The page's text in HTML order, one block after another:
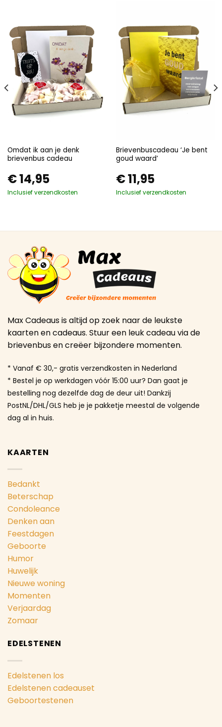
Omdat ik aan je denk
brievenbus cadeau
€14,95
Inclusief verzendkosten
Brievenbuscadeau ‘Je bent
goud waard’
€11,95
Inclusief verzendkosten
Max Cadeaus is altijd op zoek naar de leukste
kaarten en cadeaus. Stuur een leuk cadeau via de
brievenbus en creëer bijzondere momenten.
* Vanaf € 30,- gratis verzendkosten in Nederland
* Bestel je op werkdagen vóór 15:00 uur? Dan gaat je
bestelling nog dezelfde dag de deur uit! Dankzij
PostNL/DHL/GLS heb je je pakketje meestal de volgende
dag al in huis.
KAARTEN
Bedankt
Beterschap
Condoleance
Denken aan
Feestdagen
Geboorte
Humor
Huwelijk
Nieuwe woning
Momenten
Verjaardag
Zomaar
EDELSTENEN
Edelstenen los
Edelstenen cadeauset
Geboortestenen